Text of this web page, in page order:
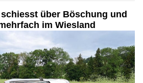
über Böschung und
im Wiesland